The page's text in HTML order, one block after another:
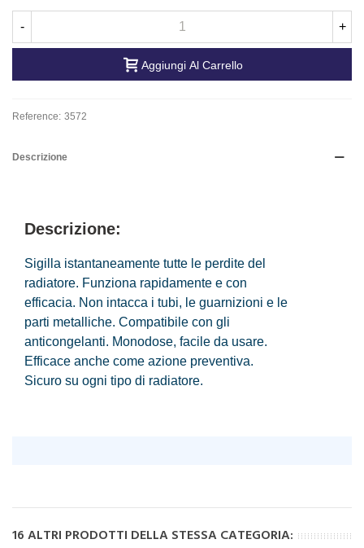
- +
Aggiungi Al Carrello
Reference: 3572
Descrizione
Descrizione:
Sigilla istantaneamente tutte le perdite del
radiatore. Funziona rapidamente e con
efficacia. Non intacca i tubi, le guarnizioni e le
parti metalliche. Compatibile con gli
anticongelanti. Monodose, facile da usare.
Efficace anche come azione preventiva.
Sicuro su ogni tipo di radiatore.
16 ALTRI PRODOTTI DELLA STESSA CATEGORIA: